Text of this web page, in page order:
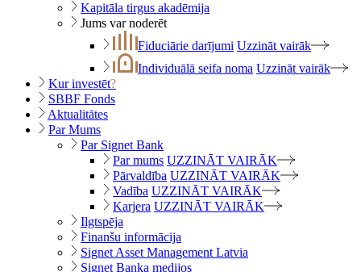
Kapitāla tirgus akadēmija
Jums var noderēt
Fiduciārie darījumi Uzzināt vairāk
Individuālā seifa noma Uzzināt vairāk
Kur investēt?
SBBF Fonds
Aktualitātes
Par Mums
Par Signet Bank
Par mums UZZINĀT VAIRĀK
Pārvaldība UZZINĀT VAIRĀK
Vadība UZZINĀT VAIRĀK
Karjera UZZINĀT VAIRĀK
Ilgtspēja
Finanšu informācija
Signet Asset Management Latvia
Signet Banka medijos